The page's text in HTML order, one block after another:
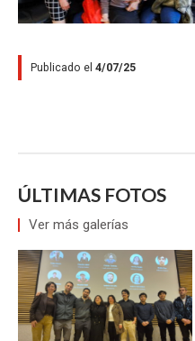
Publicado el 4/07/25
ÚLTIMAS FOTOS
Ver más galerías